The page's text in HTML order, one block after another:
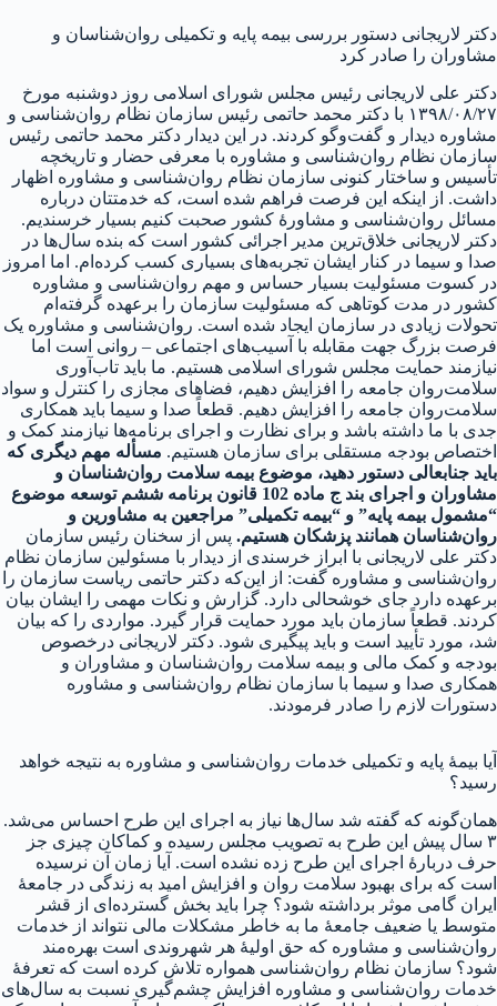
دکتر لاریجانی دستور بررسی بیمه پایه و تکمیلی روان‌شناسان و
مشاوران را صادر کرد
دکتر علی لاریجانی رئیس مجلس شورای اسلامی روز دوشنبه مورخ
۱۳۹۸/۰۸/۲۷ با دکتر محمد حاتمی رئیس سازمان نظام روان‌شناسی و
مشاوره دیدار و گفت‌و‌گو کردند. در این دیدار دکتر محمد حاتمی رئیس
سازمان نظام روان‌شناسی و مشاوره با معرفی حضار و تاریخچه
تأسیس و ساختار کنونی سازمان نظام روان‌شناسی و مشاوره اظهار
داشت. از اینکه این فرصت فراهم شده است، که خدمتتان درباره
مسائل روان‌شناسی و مشاورهٔ کشور صحبت کنیم بسیار خرسندیم.
دکتر لاریجانی خلاق‌ترین مدیر اجرائی کشور است که بنده سال‌ها در
صدا و سیما در کنار ایشان تجربه‌های بسیاری کسب کرده‌ام. اما امروز
در کسوت مسئولیت بسیار حساس و مهم روان‌شناسی و مشاوره
کشور در مدت کوتاهی که مسئولیت سازمان را برعهده گرفته‌ام
تحولات زیادی در سازمان ایجاد شده است. روان‌شناسی و مشاوره یک
فرصت بزرگ جهت مقابله با آسیب‌های اجتماعی – روانی است اما
نیازمند حمایت مجلس شورای اسلامی هستیم. ما باید تاب‌آوری
سلامت‌روان جامعه را افزایش دهیم، فضاهای مجازی را کنترل و سواد
سلامت‌روان جامعه را افزایش دهیم. قطعاً صدا و سیما باید همکاری
جدی با ما داشته باشد و برای نظارت و اجرای برنامه‌ها نیازمند کمک و
اختصاص بودجه مستقلی برای سازمان هستیم. مسأله مهم دیگری که
باید جنابعالی دستور دهید، موضوع بیمه سلامت روان‌شناسان و
مشاوران و اجرای بند ج ماده 102 قانون برنامه ششم توسعه موضوع
“مشمول بیمه پایه” و “بیمه تکمیلی” مراجعین به مشاورین و
روان‌شناسان همانند پزشکان هستیم. پس از سخنان رئیس سازمان
دکتر علی لاریجانی با ابراز خرسندی از دیدار با مسئولین سازمان نظام
روان‌شناسی و مشاوره گفت: از این‌که دکتر حاتمی ریاست سازمان را
برعهده دارد جای خوشحالی دارد. گزارش و نکات مهمی را ایشان بیان
کردند. قطعاً سازمان باید مورد حمایت قرار گیرد. مواردی را که بیان
شد، مورد تأیید است و باید پیگیری شود. دکتر لاریجانی درخصوص
بودجه و کمک مالی و بیمه سلامت روان‌شناسان و مشاوران و
همکاری صدا و سیما با سازمان نظام روان‌شناسی و مشاوره
دستورات لازم را صادر فرمودند.
آیا بیمهٔ پایه و تکمیلی خدمات روان‌شناسی و مشاوره به نتیجه خواهد
رسید؟
همان‌گونه که گفته شد سال‌ها نیاز به اجرای این طرح احساس می‌شد.
۳ سال پیش این طرح به تصویب مجلس رسیده و کماکان چیزی جز
حرف دربارهٔ اجرای این طرح زده نشده است. آیا زمان آن نرسیده
است که برای بهبود سلامت روان و افزایش امید به زندگی در جامعهٔ
ایران گامی موثر برداشته شود؟ چرا باید بخش گسترده‌ای از قشر
متوسط یا ضعیف جامعهٔ ما به خاطر مشکلات مالی نتواند از خدمات
روان‌شناسی و مشاوره که حق اولیهٔ هر شهروندی است بهره‌مند
شود؟ سازمان نظام روان‌شناسی همواره تلاش کرده است که تعرفهٔ
خدمات روان‌شناسی و مشاوره افزایش چشم‌گیری نسبت به سال‌های